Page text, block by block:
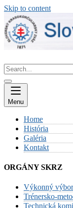
Skip to content
Menu
Home
História
Galéria
Kontakt
ORGÁNY SKRZ
Výkonný výbor
Trénersko-
Technická